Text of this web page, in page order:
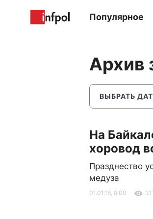
Популярное
Архив
ВЫБРАТЬ
На
хоровод
Празднество
медуза
01.01.16, 8:00